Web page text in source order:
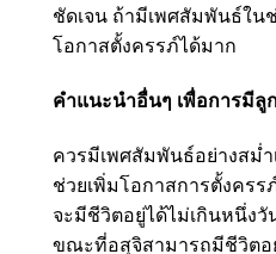
ชัดเจน ถ้ามีเพศสัมพันธ์ใน
โอกาสตั้งครรภ์ได้มาก
คำแนะนำอื่นๆ เพื่อการมีลู
ควรมีเพศสัมพันธ์อย่างสม่ำ
ช่วยเพิ่มโอกาสการตั้งครร
จะมีชีวิตอยู่ได้ไม่เกินหนึ่ง
ขณะที่อสุจิสามารถมีชีวิตอ